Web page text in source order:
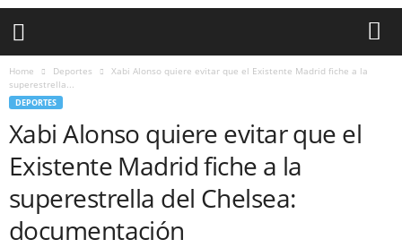
Home Deportes
Xabi Alonso quiere evitar que el Existente Madrid fiche a la
superestrella...
DEPORTES
Xabi Alonso quiere evitar que el
Existente Madrid fiche a la
superestrella del Chelsea:
documentación